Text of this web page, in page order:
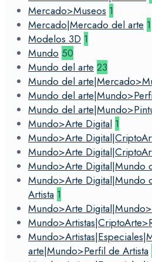
Mercado>Museos 1
Mercado|Mercado del arte 1
Modelos 3D 1
Mundo 50
Mundo del arte 23
Mundo del
Mundo del
Mundo del
Mundo>Arte Digital 1
Mundo>Arte
Mundo>Arte
Mundo>Arte Digital|Mundo
Mundo>Arte Digital|Mundo
Artista 1
Mundo>Arte
arte|Mundo>Perfil de Artista